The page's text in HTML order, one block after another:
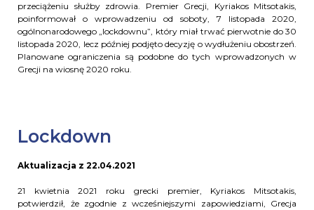
przeciążeniu służby zdrowia. Premier Grecji, Kyriakos Mitsotakis,
poinformował o wprowadzeniu od soboty, 7 listopada 2020,
ogólnonarodowego „lockdownu”, który miał trwać pierwotnie do 30
listopada 2020, lecz później podjęto decyzję o wydłużeniu obostrzeń.
Planowane ograniczenia są podobne do tych wprowadzonych w
Grecji na wiosnę 2020 roku.
Lockdown
Aktualizacja z 22.04.2021
21 kwietnia 2021 roku grecki premier, Kyriakos Mitsotakis,
potwierdził, że zgodnie z wcześniejszymi zapowiedziami, Grecja